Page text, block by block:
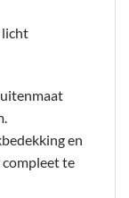
licht
en
te